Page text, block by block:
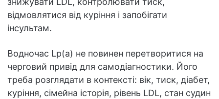
відмовлятися від куріння і запобігати
інсультам.
Водночас Lp(a) не повинен перетворитися на
черговий привід для самодіагностики. Його
треба розглядати в контексті: вік, тиск, діабет,
куріння, сімейна історія, рівень LDL, стан судин